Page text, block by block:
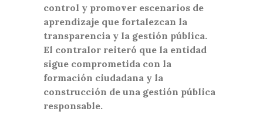
control y promover escenarios de
aprendizaje que fortalezcan la
transparencia y la gestión pública.
El contralor reiteró que la entidad
sigue comprometida con la
formación ciudadana y la
construcción de una gestión pública
responsable.